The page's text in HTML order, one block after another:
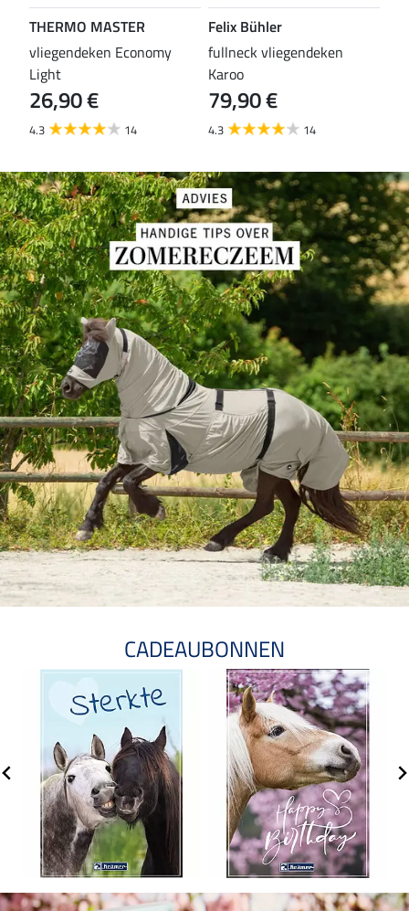
THERMO MASTER
vliegendeken Economy
Light
26,90 €
4.3 14
Felix Bühler
fullneck vliegendeken
Karoo
79,90 €
4.3 14
CADEAUBONNEN